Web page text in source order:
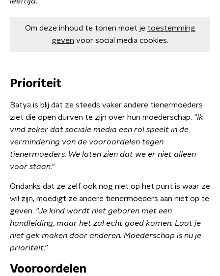
Om deze inhoud te tonen moet je toestemming
geven voor social media cookies.
Prioriteit
Batya is blij dat ze steeds vaker andere tienermoeders
ziet die open durven te zijn over hun moederschap. "Ik
vind zeker dat sociale media een rol speelt in de
vermindering van de vooroordelen tegen
tienermoeders. We laten zien dat we er niet alleen
voor staan."
Ondanks dat ze zelf ook nog niet op het punt is waar ze
wil zijn, moedigt ze andere tienermoeders aan niet op te
geven. "Je kind wordt niet geboren met een
handleiding, maar het zal echt goed komen. Laat je
niet gek maken door anderen. Moederschap is nu je
prioriteit."
Vooroordelen